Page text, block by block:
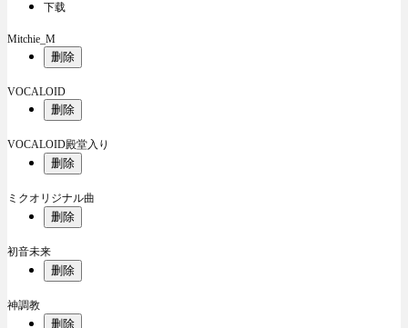
下载
Mitchie_M
删除
VOCALOID
删除
VOCALOID殿堂入り
删除
ミクオリジナル曲
删除
初音未来
删除
神調教
删除